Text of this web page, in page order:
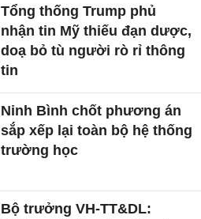
Tổng thống Trump phủ
nhận tin Mỹ thiếu đạn dược,
doạ bỏ tù người rò rỉ thông
tin
Ninh Bình chốt phương án
sắp xếp lại toàn bộ hệ thống
trường học
Bộ trưởng VH-TT&DL: